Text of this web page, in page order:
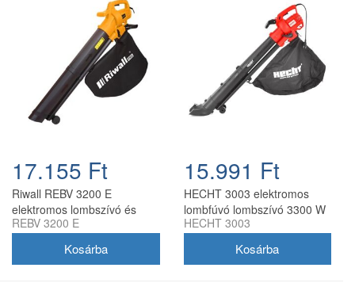
17.155 Ft
Riwall REBV 3200 E
elektromos lombszívó és
lombfúvó 3200 W, 270 km/h,
REBV 3200 E
15.991 Ft
HECHT 3003 elektromos
lombfúvó lombszívó 3300 W
HECHT 3003